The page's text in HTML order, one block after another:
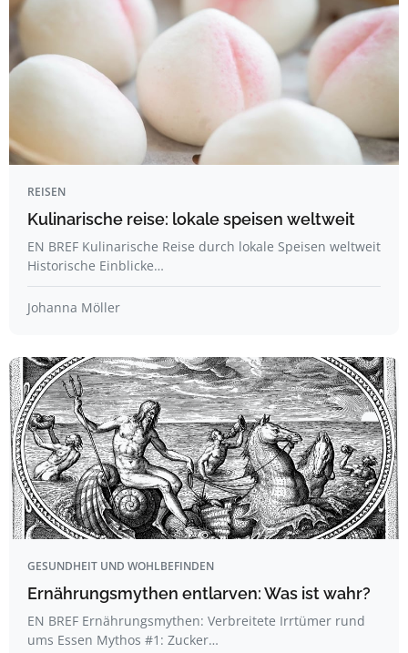
REISEN
Kulinarische reise: lokale speisen weltweit
EN BREF Kulinarische Reise durch lokale Speisen weltweit
Historische Einblicke…
Johanna Möller
GESUNDHEIT UND WOHLBEFINDEN
Ernährungsmythen entlarven: Was ist wahr?
EN BREF Ernährungsmythen: Verbreitete Irrtümer rund
ums Essen Mythos #1: Zucker…